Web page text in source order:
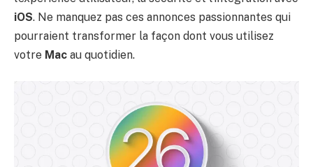
iOS. Ne manquez pas ces annonces passionnantes qui
pourraient transformer la façon dont vous utilisez
votre Mac au quotidien.